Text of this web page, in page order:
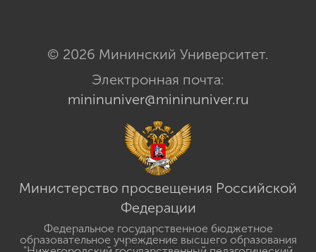
© 2026 Мининский Университет.
Электронная почта:
mininuniver@mininuniver.ru
Министерство просвещения Российской
Федерации
Федеральное государственное бюджетное
образовательное учреждение высшего образования